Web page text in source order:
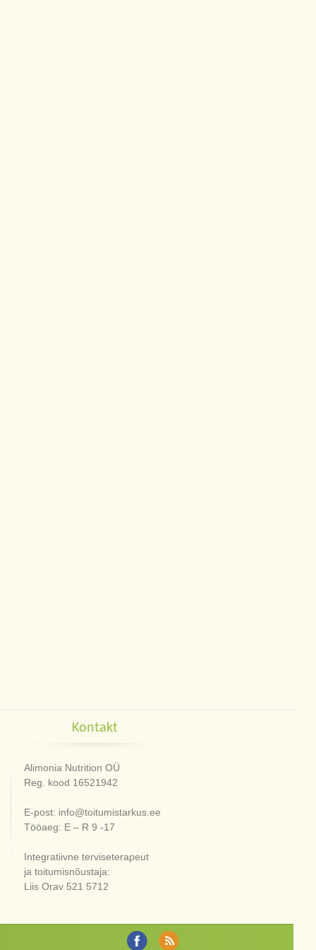
Kontakt
Alimonia Nutrition OÜ
Reg. kood 16521942
E-post: info@toitumistarkus.ee
Tööaeg: E – R 9 -17
Integratiivne terviseterapeut
ja toitumisnõustaja:
Liis Orav 521 5712